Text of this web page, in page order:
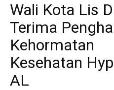
Wali Kota Lis
Terima
Kehormatan
Kesehatan
AL